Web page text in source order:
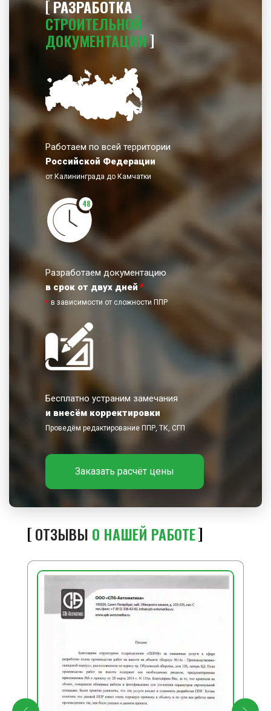
РАЗРАБОТКА
СТРОИТЕЛЬНОЙ
ДОКУМЕНТАЦИИ
Работаем по всей территории
Российской Федерации
от Калининграда до Камчатки
48
Разработаем документацию
в срок от двух дней *
* в зависимости от сложности ППР
Бесплатно устраним замечания
и внесём корректировки
Проведём редактирование ППР, ТК, СГП
Заказать расчёт цены
ОТЗЫВЫ О НАШЕЙ РАБОТЕ